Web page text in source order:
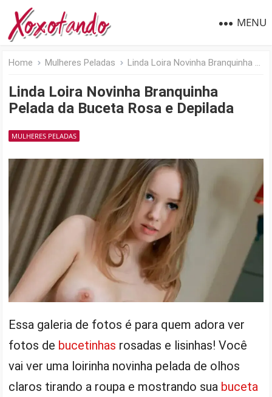
MENU
Home Mulheres Peladas Linda Loira Novinha Branquinha Pelada da Buceta Rosa e Depilada
Linda Loira Novinha Branquinha
Pelada da Buceta Rosa e Depilada
MULHERES PELADAS
Essa galeria de fotos é para quem adora ver
fotos de bucetinhas rosadas e lisinhas! Você
vai ver uma loirinha novinha pelada de olhos
claros tirando a roupa e mostrando sua buceta